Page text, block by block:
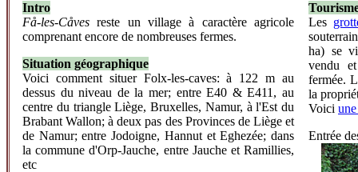
Intro
Få-les-Cåves reste un village à caractère agricole
comprenant encore de nombreuses fermes.
Situation géographique
Voici comment situer Folx-les-caves: à 122 m au
dessus du niveau de la mer; entre E40 & E411, au
centre du triangle Liège, Bruxelles, Namur, à l'Est du
Brabant Wallon; à deux pas des Provinces de Liège et
de Namur; entre Jodoigne, Hannut et Eghezée; dans
la commune d'Orp-Jauche, entre Jauche et Ramillies,
etc
Les
ha) se
vendu
fermée.
la
Voici
Entrée